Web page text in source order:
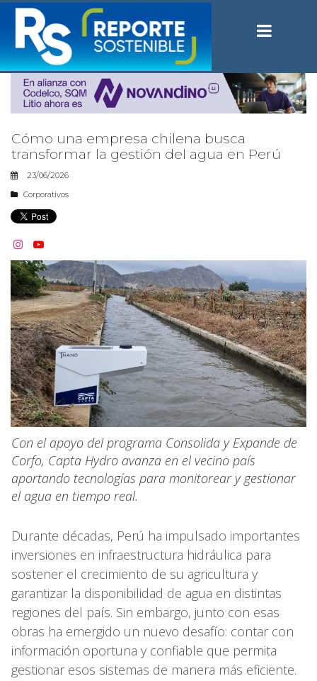
Cómo una empresa chilena busca
transformar la gestión del agua en Perú
23/06/2026
Corporativos
 
Con el apoyo del programa Consolida y Expande de
Corfo, Capta Hydro avanza en el vecino país
aportando tecnologías para monitorear y gestionar
el agua en tiempo real.
Durante décadas, Perú ha impulsado importantes
inversiones en infraestructura hidráulica para
sostener el crecimiento de su agricultura y
garantizar la disponibilidad de agua en distintas
regiones del país. Sin embargo, junto con esas
obras ha emergido un nuevo desafío: contar con
información oportuna y confiable que permita
gestionar esos sistemas de manera más eficiente.